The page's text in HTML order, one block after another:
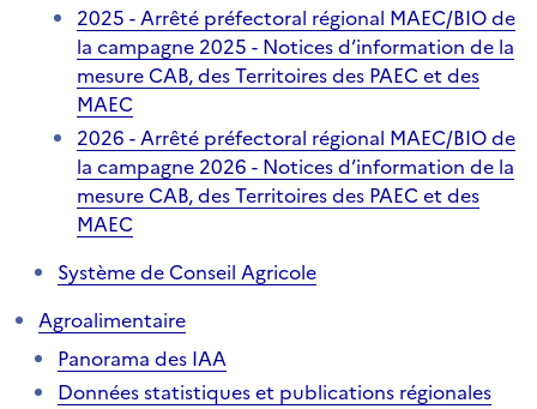
2025 - Arrêté préfectoral régional MAEC/BIO de
la campagne 2025 - Notices d’information de la
mesure CAB, des Territoires des PAEC et des
MAEC
2026 - Arrêté préfectoral régional MAEC/BIO de
la campagne 2026 - Notices d’information de la
mesure CAB, des Territoires des PAEC et des
MAEC
Système de Conseil Agricole
Agroalimentaire
Panorama des IAA
Données statistiques et publications régionales